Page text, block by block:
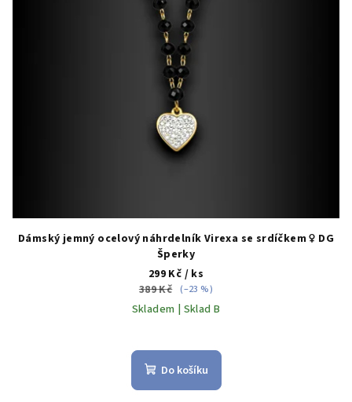
Dámský jemný ocelový náhrdelník Virexa se srdíčkem ♀️ DG
Šperky
299 Kč / ks
389 Kč (–23 %)
Skladem | Sklad B
Do košíku